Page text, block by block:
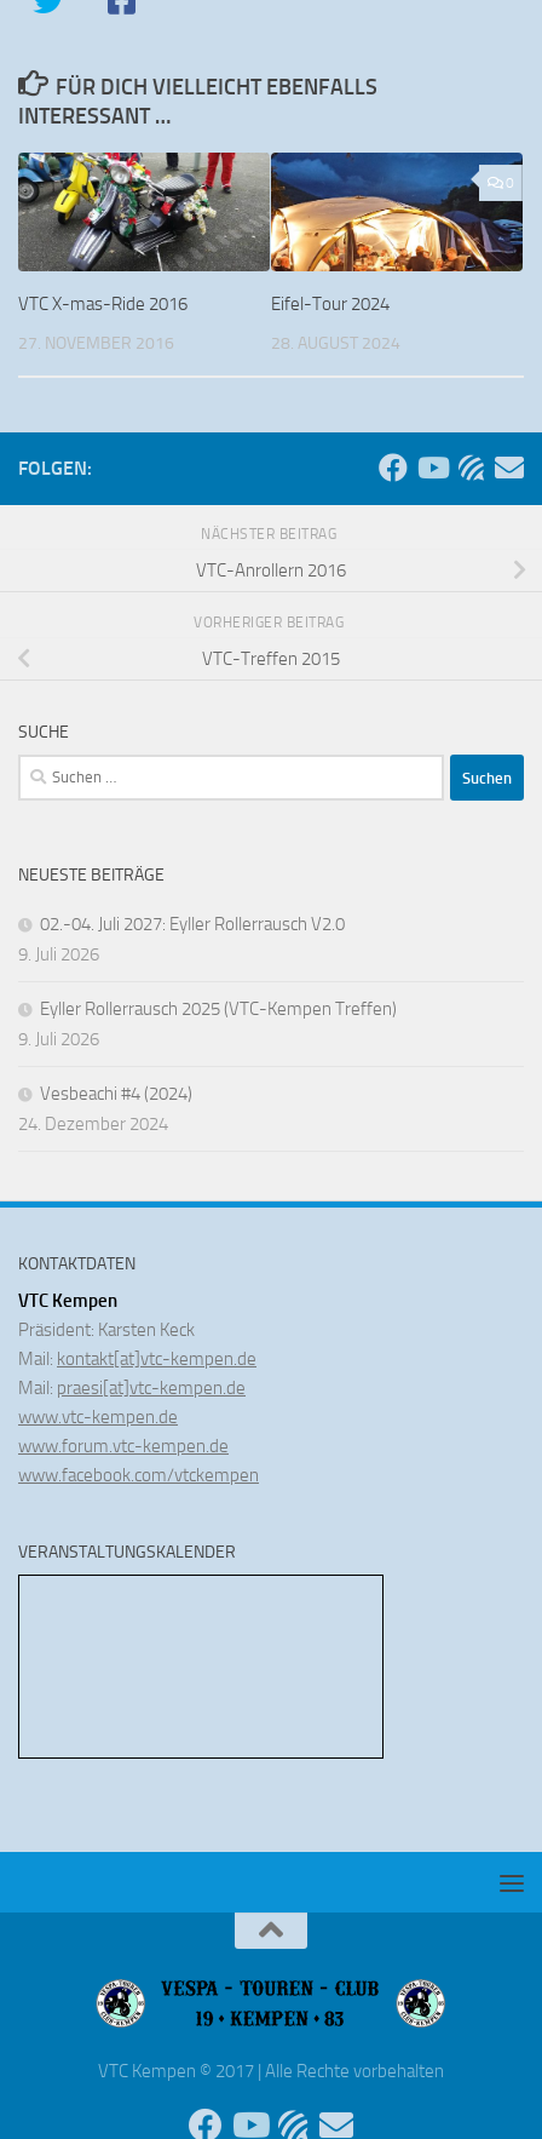
FÜR DICH VIELLEICHT EBENFALLS
INTERESSANT …
VTC X-mas-Ride 2016
27. NOVEMBER 2016
0
Eifel-Tour 2024
28. AUGUST 2024
FOLGEN:
NÄCHSTER BEITRAG
VTC-Anrollern 2016
VORHERIGER BEITRAG
VTC-Treffen 2015
SUCHE
Suchen
nach:
NEUESTE BEITRÄGE
02.-04. Juli 2027: Eyller Rollerrausch V2.0
9. Juli 2026
Eyller Rollerrausch 2025 (VTC-Kempen Treffen)
9. Juli 2026
Vesbeachi #4 (2024)
24. Dezember 2024
KONTAKTDATEN
VTC Kempen
Präsident: Karsten Keck
Mail: kontakt[at]vtc-kempen.de
Mail: praesi[at]vtc-kempen.de
www.vtc-kempen.de
www.forum.vtc-kempen.de
www.facebook.com/vtckempen
VERANSTALTUNGSKALENDER
VTC Kempen © 2017 | Alle Rechte vorbehalten